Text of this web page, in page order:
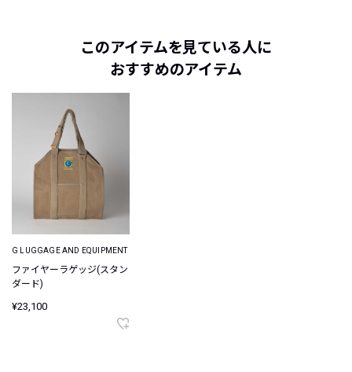
このアイテムを見ている人に
おすすめのアイテム
G LUGGAGE AND EQUIPMENT
ファイヤーラゲッジ(スタン
ダード)
¥23,100